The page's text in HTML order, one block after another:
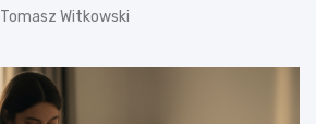
Tomasz Witkowski